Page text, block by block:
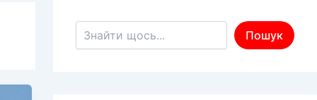
Пошук по сайту
Пошук